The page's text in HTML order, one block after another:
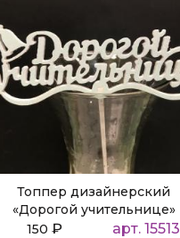
Топпер дизайнерский
«Дорогой учительнице»
150₽ арт. 15513